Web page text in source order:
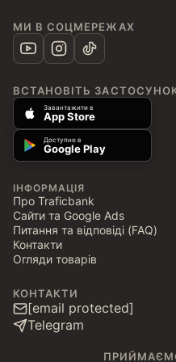
МИ В СОЦМЕРЕЖАХ
ВСТАНОВІТЬ
Завантажити в
App Store
Доступно в
Google Play
ІНФОРМАЦІЯ
Про Traficbank
Сайти та Google Ads
Питання та відповіді (FAQ)
Контакти
Огляди товарів
КОНТАКТИ
[email protected]
Telegram